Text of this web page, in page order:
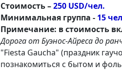
Стоимость –250 USD/чел.
Минимальная группа - 15
Примечание: в стоимость
Дорога от Буэнос-Айреса до
"Fiesta Gaucha" (праздник
познакомиться с бытом и